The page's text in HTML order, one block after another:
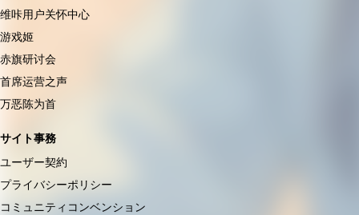
维咔用户关怀中心
游戏姬
赤旗研讨会
首席运营之声
万恶陈为首
サイト事務
ユーザー契約
プライバシーポリシー
コミュニティコンベンション